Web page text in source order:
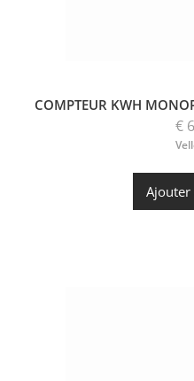
COMPTEUR KWH
€
Ajouter